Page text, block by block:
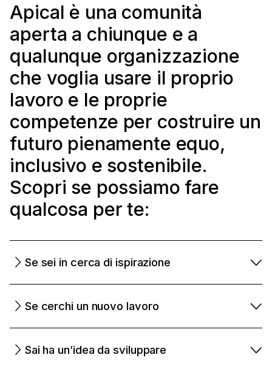
Apical è una comunità
aperta a chiunque e a
qualunque organizzazione
che voglia usare il proprio
lavoro e le proprie
competenze per costruire un
futuro pienamente equo,
inclusivo e sostenibile.
Scopri se possiamo fare
qualcosa per te:
Se sei in cerca di ispirazione
Se cerchi un nuovo lavoro
Sai ha un’idea da sviluppare